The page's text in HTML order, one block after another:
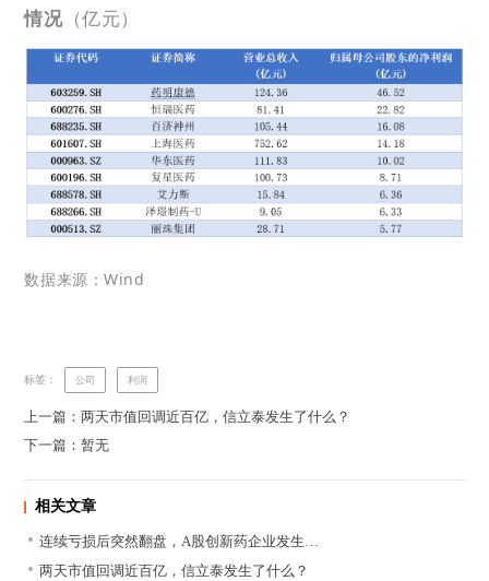
情况（亿元）
数据来源：Wind
标签： 公司 利润
上一篇：两天市值回调近百亿，信立泰发生了什么？
下一篇：暂无
相关文章
连续亏损后突然翻盘，A股创新药企业发生…
两天市值回调近百亿，信立泰发生了什么？